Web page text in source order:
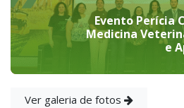
Evento Perícia
Medicina
e
Ver galeria de fotos